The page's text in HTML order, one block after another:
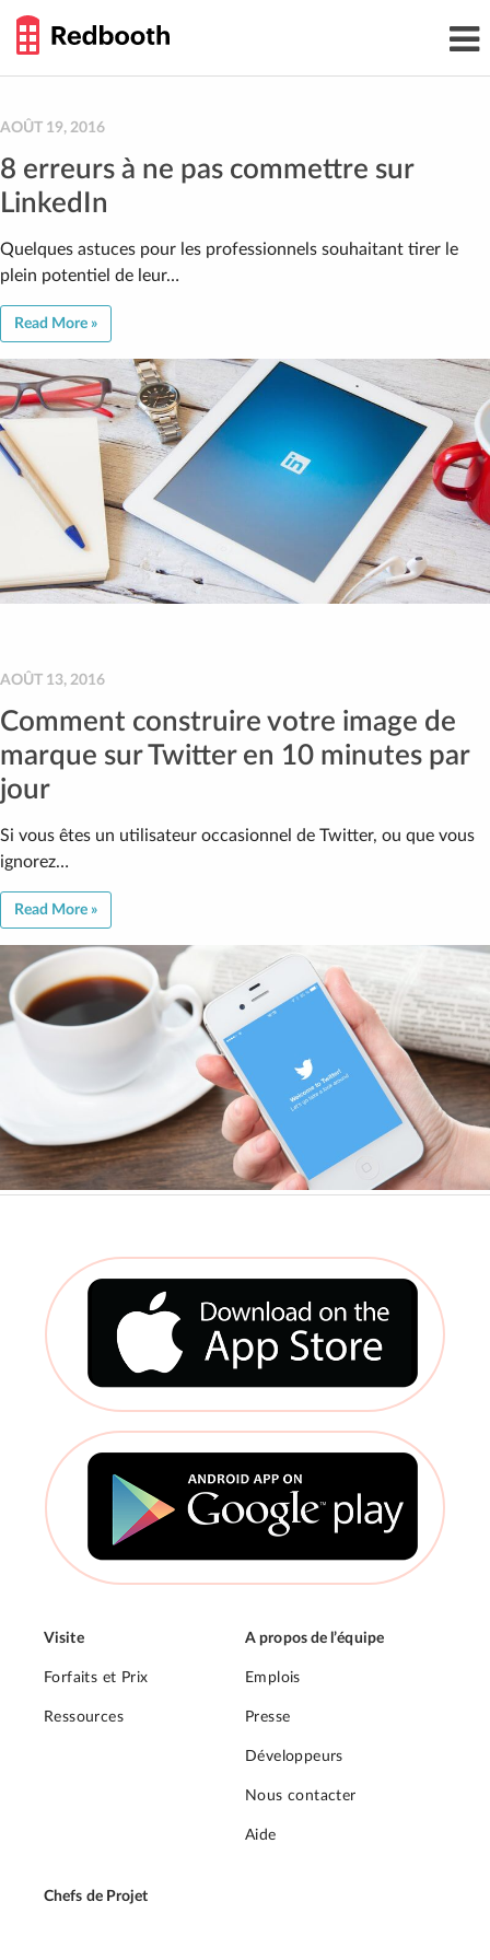
content
GUIDE
AOÛT 19, 2016
8 erreurs à ne pas commettre sur
LinkedIn
Quelques astuces pour les professionnels souhaitant tirer le
plein potentiel de leur…
Read More »
AOÛT 13, 2016
Comment construire votre image de
marque sur Twitter en 10 minutes par
jour
Si vous êtes un utilisateur occasionnel de Twitter, ou que vous
ignorez…
Read More »
Visite
Forfaits et Prix
Ressources
A propos de l’équipe
Emplois
Presse
Développeurs
Nous contacter
Aide
Chefs de Projet